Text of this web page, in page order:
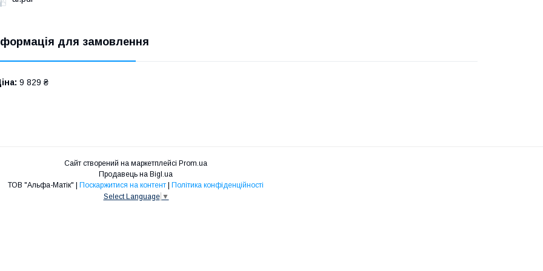
для замовлення
9 829 ₴
Сайт створений на маркетплейсі Prom.ua
Продавець на Bigl.ua
ТОВ "Альфа-Матік" | Поскаржитися на контент | Політика конфіденційності
Select Language ▼